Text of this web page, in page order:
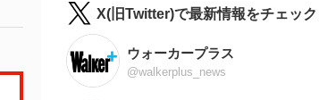
X(旧Twitter)で最新情報をチェック
ウォーカープラス
@walkerplus_news